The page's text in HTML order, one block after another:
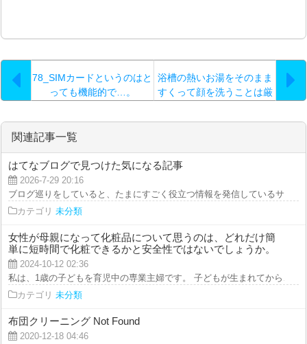
78_SIMカードというのはと
っても機能的で…。
浴槽の熱いお湯をそのまま
すくって顔を洗うことは厳
関連記事一覧
はてなブログで見つけた気になる記事
2026-7-29 20:16
ブログ巡りをしていると、たまにすごく役立つ情報を発信しているサイト
カテゴリ 未分類
女性が母親になって化粧品について思うのは、どれだけ簡
単に短時間で化粧できるかと安全性ではないでしょうか。
2024-10-12 02:36
私は、1歳の子どもを育児中の専業主婦です。 子どもが生まれてから、生
カテゴリ 未分類
布団クリーニング Not Found
2020-12-18 04:46